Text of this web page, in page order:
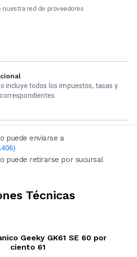
nuestra red de proveedores
incluye todos los impuestos, tasas y
puede enviarse a
(sólo números)
puede retirarse por sucursal
Técnicas
Geeky GK61 SE 60 por
ciento 61